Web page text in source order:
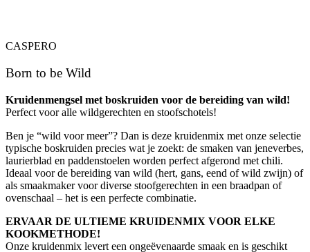
CASPERO
Born to be Wild
Kruidenmengsel met boskruiden voor de bereiding van wild!
Perfect voor alle wildgerechten en stoofschotels!
Ben je “wild voor meer”? Dan is deze kruidenmix met onze selectie
typische boskruiden precies wat je zoekt: de smaken van jeneverbes,
laurierblad en paddenstoelen worden perfect afgerond met chili.
Ideaal voor de bereiding van wild (hert, gans, eend of wild zwijn) of
als smaakmaker voor diverse stoofgerechten in een braadpan of
ovenschaal – het is een perfecte combinatie.
ERVAAR DE ULTIEME KRUIDENMIX VOOR ELKE
KOOKMETHODE!
Onze kruidenmix levert een ongeëvenaarde smaak en is geschikt